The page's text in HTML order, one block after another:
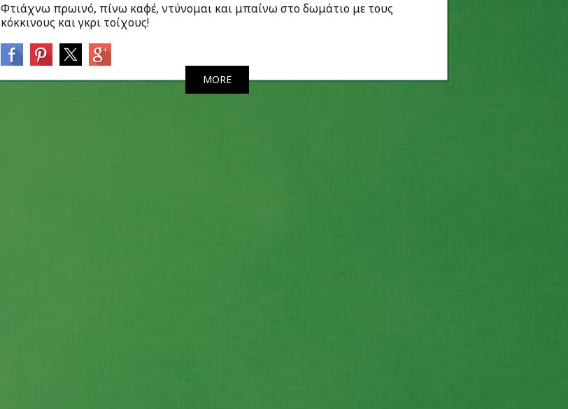
Φτιάχνω πρωινό, πίνω καφέ, ντύνομαι και μπαίνω στο δωμάτιο με τους
κόκκινους και γκρι τοίχους!
MORE